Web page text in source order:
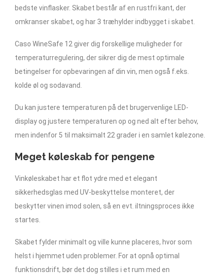
bedste vinflasker. Skabet består af en rustfri kant, der
omkranser skabet, og har 3 træhylder indbygget i skabet.
Caso WineSafe 12 giver dig forskellige muligheder for
temperaturregulering, der sikrer dig de mest optimale
betingelser for opbevaringen af din vin, men også f.eks.
kolde øl og sodavand.
Du kan justere temperaturen på det brugervenlige LED-
display og justere temperaturen op og ned alt efter behov,
men indenfor 5 til maksimalt 22 grader i en samlet kølezone.
Meget køleskab for pengene
Vinkøleskabet har et flot ydre med et elegant
sikkerhedsglas med UV-beskyttelse monteret, der
beskytter vinen imod solen, så en evt. iltningsproces ikke
startes.
Skabet fylder minimalt og ville kunne placeres, hvor som
helst i hjemmet uden problemer. For at opnå optimal
funktionsdrift, bør det dog stilles i et rum med en